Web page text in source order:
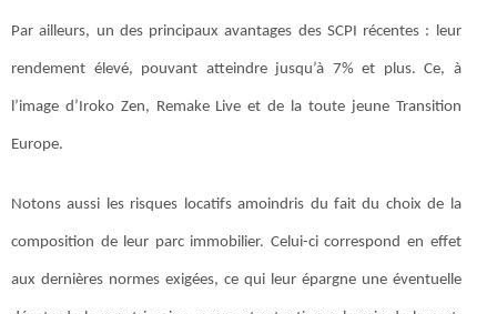
Par ailleurs, un des principaux avantages des SCPI récentes : leur
rendement élevé, pouvant atteindre jusqu’à 7% et plus. Ce, à
l’image d’Iroko Zen, Remake Live et de la toute jeune Transition
Europe.
Notons aussi les risques locatifs amoindris du fait du choix de la
composition de leur parc immobilier. Celui-ci correspond en effet
aux dernières normes exigées, ce qui leur épargne une éventuelle